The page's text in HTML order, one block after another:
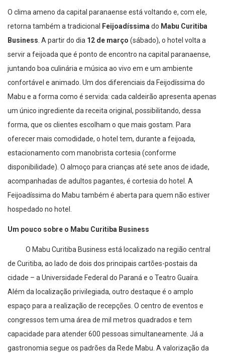
O clima ameno da capital paranaense está voltando e, com ele,
retorna também a tradicional
Feijoadíssima do Mabu Curitiba
Business . A partir do dia 12 de março (sábado), o hotel volta a
servir a feijoada que é ponto de encontro na capital paranaense,
juntando boa culinária e música ao vivo em e um ambiente
confortável e animado. Um dos diferenciais da Feijodíssima do
Mabu e a forma como é servida: cada caldeirão apresenta apenas
um único ingrediente da receita original, possibilitando, dessa
forma, que os clientes escolham o que mais gostam. Para
oferecer mais comodidade, o hotel tem, durante a feijoada,
estacionamento com manobrista cortesia (conforme
disponibilidade). O almoço para crianças até sete anos de idade,
acompanhadas de adultos pagantes, é cortesia do hotel. A
Feijoadíssima do Mabu também é aberta para quem não estiver
hospedado no hotel.
Um pouco sobre o Mabu Curitiba Business
O Mabu Curitiba Business está localizado na região central
de Curitiba, ao lado de dois dos principais cartões-postais da
cidade – a Universidade Federal do Paraná e o Teatro Guaíra.
Além da localização privilegiada, outro destaque é o amplo
espaço para a realização de recepções. O centro de eventos e
congressos tem uma área de mil metros quadrados e tem
capacidade para atender 600 pessoas simultaneamente. Já a
gastronomia segue os padrões da Rede Mabu. A valorização da